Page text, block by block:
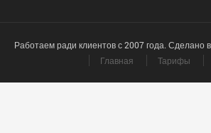
Работаем ради клиентов с 2007 года. Сделано
Главная
Тарифы